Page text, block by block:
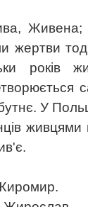
Живена;
жертви
років
У
живцями